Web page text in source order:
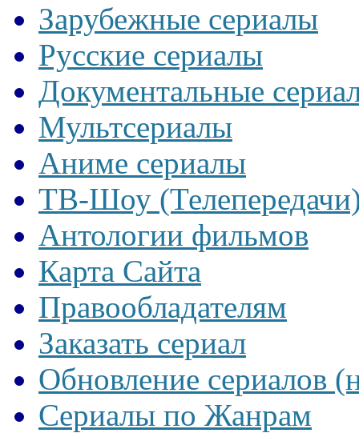
Зарубежные сериалы
Русские сериалы
Документальные
Мультсериалы
Аниме сериалы
ТВ-Шоу
Антологии фильмов
Карта Сайта
Правообладателям
Заказать сериал
Обновление сериалов
Сериалы по Жанрам